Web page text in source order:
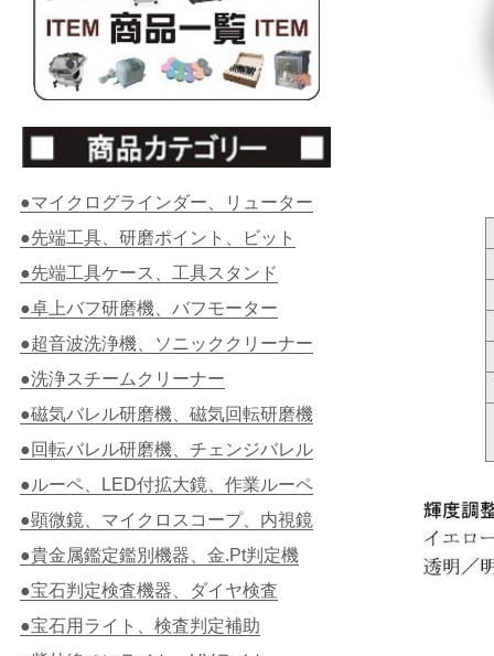
●マイクログラインダー、リューター
●先端工具、研磨ポイント、ビット
●先端工具ケース、工具スタンド
●卓上バフ研磨機、バフモーター
●超音波洗浄機、ソニッククリーナー
●洗浄スチームクリーナー
●磁気バレル研磨機、磁気回転研磨機
●回転バレル研磨機、チェンジバレル
●ルーペ、LED付拡大鏡、作業ルーペ
●顕微鏡、マイクロスコープ、内視鏡
●貴金属鑑定鑑別機器、金.Pt判定機
●宝石判定検査機器、ダイヤ検査
●宝石用ライト、検査判定補助